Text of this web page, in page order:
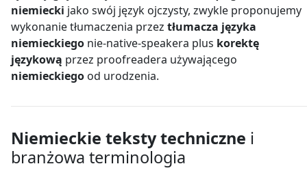
niemiecki jako swój język ojczysty, zwykle proponujemy
wykonanie tłumaczenia przez tłumacza języka
niemieckiego nie-native-speakera plus korektę
językową przez proofreadera używającego
niemieckiego od urodzenia.
Niemieckie teksty techniczne i
branżowa terminologia